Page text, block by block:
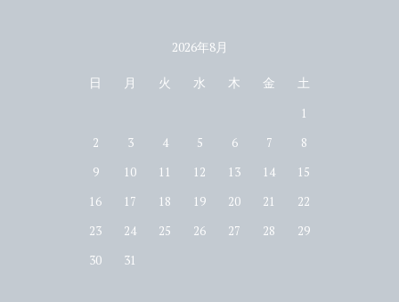
2026年8月
日 月 火 水 木 金 土
1
2
3 4 5 6 7
8
9
10 11 12 13 14
15
16
17 18 19 20 21
22
23
24 25 26 27 28
29
30
31